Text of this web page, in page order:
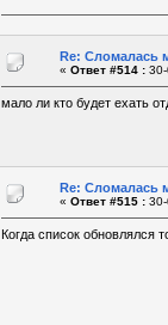
Re: Сломалась
« Ответ #514 :30-
мало ли кто будет ехать
Re: Сломалась
« Ответ #515 :30-
Когда список обновлялся